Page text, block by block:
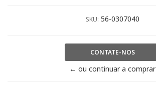
SKU: 56-0307040
CONTATE-NOS
← ou continuar a comprar